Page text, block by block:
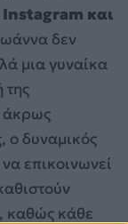
Instagram και
δεν
μια γυναίκα
της
άκρως
ο δυναμικός
επικοινωνεί
καθώς κάθε